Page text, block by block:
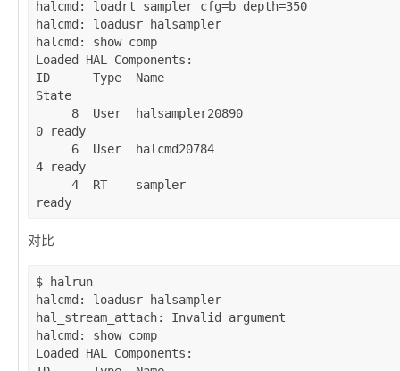
halcmd: loadrt sampler cfg=b depth=350
halcmd: loadusr halsampler
halcmd: show comp
Loaded HAL Components:
ID      Type  Name
State
0 ready
4 ready
对比
$ halrun
halcmd: loadusr halsampler
hal_stream_attach: Invalid argument
halcmd: show comp
Loaded HAL Components: